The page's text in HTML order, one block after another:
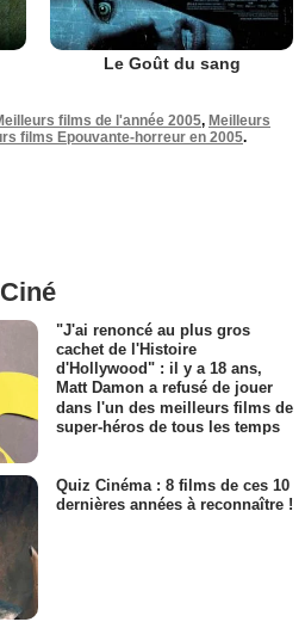
Le Goût du sang
films de l'année 2005, Meilleurs
films Epouvante-horreur en 2005.
"J'ai renoncé au plus gros
cachet de l'Histoire
d'Hollywood" : il y a 18 ans,
Matt Damon a refusé de jouer
dans l'un des meilleurs films de
super-héros de tous les temps
Quiz Cinéma : 8 films de ces 10
dernières années à reconnaître !